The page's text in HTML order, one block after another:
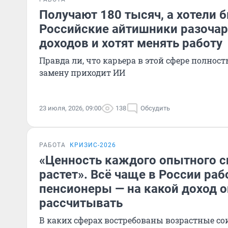
Получают 180 тысяч, а хотели
Российские айтишники
доходов и хотят менять работу
Правда ли, что карьера в этой сфере
замену приходит ИИ
23 июля, 2026, 09:00 138 Обсудить
РАБОТА КРИЗИС-2026
«Ценность каждого опытного
растет». Всё чаще в России
пенсионеры — на какой доход
рассчитывать
В каких сферах востребованы возрастные